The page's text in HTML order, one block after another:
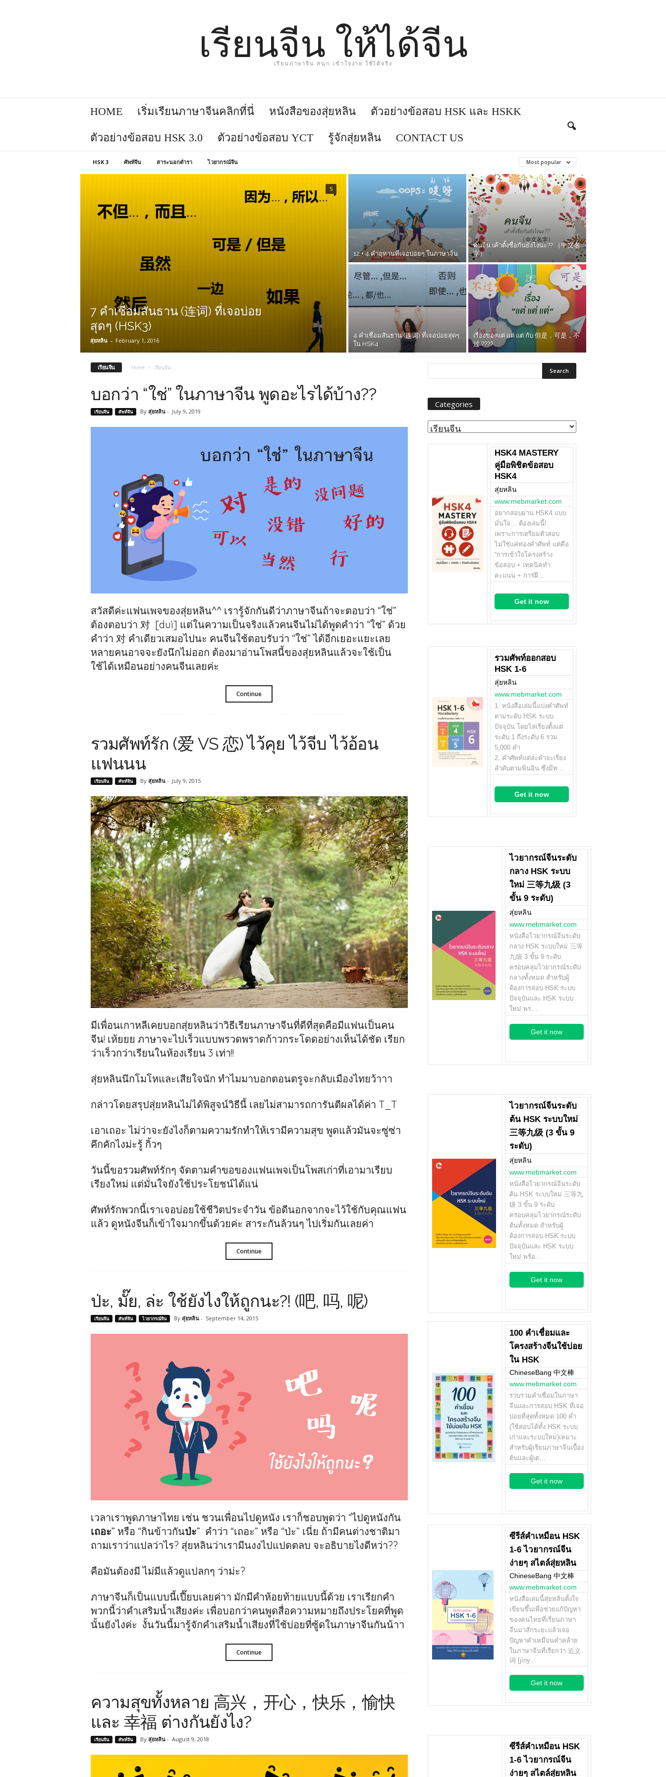
เรียนจีน ให้ได้จีน
เรียนภาษาจีน สนุก เข้าใจง่าย ใช้ได้จริง
HOME เริ่มเรียนภาษาจีนคลิกที่นี่ หนังสือของสุ่ยหลิน ตัวอย่างข้อสอบ HSK และ HSKK
ตัวอย่างข้อสอบ HSK 3.0 ตัวอย่างข้อสอบ YCT รู้จักสุ่ยหลิน CONTACT US
HSK 3 ศัพท์จีน สาระนอกตำรา ไวยากรณ์จีน Most popular
7 คำเชื่อมสันธาน (连词) ที่เจอบ่อย
สุดๆ (HSK3)
สุ่ยหลิน - February 1, 2016
5
12 + 4 คำอุทานที่เจอบ่อยๆ ในภาษาจีน
คนจีน เค้าตั้งชื่อกันยังไงนะ?? （中文名
字）
4 คำเชื่อมสันธาน (连词) ที่เจอบ่อยสุดๆ
ใน HSK4
เรื่องของแต่ แต่ แต่ กับ 但是，可是，不
过 ????
เรียนจีน Home เรียนจีน
บอกว่า “ใช่” ในภาษาจีน พูดอะไรได้บ้าง??
เรียนจีน ศัพท์จีน By สุ่ยหลิน- July 9, 2019
สวัสดีค่ะแฟนเพจของสุ่ยหลิน^^ เรารู้จักกันดีว่าภาษาจีนถ้าจะตอบว่า “ใช่”
ต้องตอบว่า 对 [duì] แต่ในความเป็นจริงแล้วคนจีนไม่ได้พูดคำว่า “ใช่” ด้วย
คำว่า 对 คำเดียวเสมอไปนะ คนจีนใช้ตอบรับว่า “ใช่” ได้อีกเยอะแยะเลย
หลายคนอาจจะยังนึกไม่ออก ต้องมาอ่านโพสนี้ของสุ่ยหลินแล้วจะใช้เป็น
ใช้ได้เหมือนอย่างคนจีนเลยค่ะ
Continue
รวมศัพท์รัก (爱 VS 恋) ไว้คุย ไว้จีบ ไว้อ้อน
แฟนนน
เรียนจีน ศัพท์จีน By สุ่ยหลิน- July 9, 2015
มีเพื่อนเกาหลีเคยบอกสุ่ยหลินว่าวิธีเรียนภาษาจีนที่ดีที่สุดคือมีแฟนเป็นคน
จีน! เห้ยยย ภาษาจะไปเร็วแบบพรวดพราดก้าวกระโดดอย่างเห็นได้ชัด เรียก
ว่าเร็วกว่าเรียนในห้องเรียน 3 เท่า!!
สุ่ยหลินนึกโมโหและเสียใจนัก ทำไมมาบอกตอนตรูจะกลับเมืองไทยว้าาา
กล่าวโดยสรุปสุ่ยหลินไม่ได้พิสูจน์วิธีนี้ เลยไม่สามารถการันตีผลได้ค่า T_T
เอาเถอะ ไม่ว่าจะยังไงก็ตามความรักทำให้เรามีความสุข พูดแล้วมันจะซู่ซ่า
คึกคักไงม่ะรู้ กิ้วๆ
วันนี้ขอรวมศัพท์รักๆ จัดตามคำขอของแฟนเพจเป็นโพสเก่าที่เอามาเรียบ
เรียงใหม่ แต่มั่นใจยังใช้ประโยชน์ได้แน่
ศัพท์รักพวกนี้เราเจอบ่อยใช้ชีวิตประจำวัน ข้อดีนอกจากจะไว้ใช้กับคุณแฟน
แล้ว ดูหนังจีนก็เข้าใจมากขึ้นด้วยค่ะ สาระกันล้วนๆ ไปเริ่มกันเลยค่า
Continue
ป่ะ, มั๊ย, ล่ะ ใช้ยังไงให้ถูกนะ?! (吧, 吗, 呢)
เรียนจีน ศัพท์จีน ไวยากรณ์จีน By สุ่ยหลิน- September 14, 2015
เวลาเราพูดภาษาไทย เช่น ชวนเพื่อนไปดูหนัง เราก็ชอบพูดว่า “ไปดูหนังกัน
เถอะ” หรือ “กินข้าวกันป่ะ” คำว่า “เถอะ” หรือ “ป่ะ” เนี่ย ถ้ามีคนต่างชาติมา
ถามเราว่าแปลว่าไร? สุ่ยหลินว่าเรามีนงงไปแปดตลบ จะอธิบายไงดีหว่า??
คือมันต้องมี ไม่มีแล้วดูแปลกๆ ว่าม่ะ?
ภาษาจีนก็เป็นแบบนี้เปี๊ยบเลยค่าา มักมีคำห้อยท้ายแบบนี้ด้วย เราเรียกคำ
พวกนี้ว่าคำเสริมน้ำเสียงค่ะ เพื่อบอกว่าคนพูดสื่อความหมายถึงประโยคที่พูด
นั้นยังไงค่ะ งั้นวันนี้มารู้จักคำเสริมน้ำเสียงที่ใช้บ่อยที่ซู้ดในภาษาจีนกันน้าา
Continue
ความสุขทั้งหลาย 高兴，开心，快乐，愉快
และ 幸福 ต่างกันยังไง?
เรียนจีน ศัพท์จีน By สุ่ยหลิน- August 9, 2018
Categories
Categories
HSK4 MASTERY
คู่มือพิชิตข้อสอบ
HSK4
สุ่ยหลิน
www.mebmarket.com
อยากสอบผ่าน HSK4 แบบ
มั่นใจ… ต้องเล่มนี้!
เพราะการเตรียมตัวสอบ
ไม่ใช่แค่ท่องคำศัพท์ แต่คือ
“การเข้าใจโครงสร้าง
ข้อสอบ + เทคนิคทำ
คะแนน + การฝึ…
Get it now
รวมศัพท์ออกสอบ
HSK 1-6
สุ่ยหลิน
www.mebmarket.com
1. หนังสือเล่มนี้แบ่งคำศัพท์
ตามระดับ HSK ระบบ
ปัจจุบัน โดยไล่เรียงตั้งแต่
ระดับ 1 ถึงระดับ 6 รวม
5,000 คำ
2. คำศัพท์แต่ละคำจะเรียง
ลำดับตามพินอิน ซึ่งมีท…
Get it now
ไวยากรณ์จีนระดับ
กลาง HSK ระบบ
ใหม่ 三等九级 (3
ขั้น 9 ระดับ)
สุ่ยหลิน
www.mebmarket.com
หนังสือไวยากรณ์จีนระดับ
กลาง HSK ระบบใหม่ 三等
九级 3 ขั้น 9 ระดับ
ครอบคลุมไวยากรณ์ระดับ
กลางทั้งหมด สำหรับผู้
ต้องการสอบ HSK ระบบ
ปัจจุบันและ HSK ระบบ
ใหม่ พร…
Get it now
ไวยากรณ์จีนระดับ
ต้น HSK ระบบใหม่
三等九级 (3 ขั้น 9
ระดับ)
สุ่ยหลิน
www.mebmarket.com
หนังสือไวยากรณ์จีนระดับ
ต้น HSK ระบบใหม่ 三等九
级 3 ขั้น 9 ระดับ
ครอบคลุมไวยากรณ์ระดับ
ต้นทั้งหมด สำหรับผู้
ต้องการสอบ HSK ระบบ
ปัจจุบันและ HSK ระบบ
ใหม่ พร้อ…
Get it now
100 คำเชื่อมและ
โครงสร้างจีนใช้บ่อย
ใน HSK
ChineseBang 中文棒
www.mebmarket.com
รวบรวมคำเชื่อมในภาษา
จีนและการสอบ HSK ที่เจอ
บ่อยที่สุดทั้งหมด 100 คำ
(ใช้สอบได้ทั้ง HSK ระบบ
เก่าและระบบใหม่)เหมาะ
สำหรับผู้เรียนภาษาจีนเบื้อง
ต้นและผู้เต…
Get it now
ซีรีส์คำเหมือน HSK
1-6 ไวยากรณ์จีน
ง่ายๆ สไตล์สุ่ยหลิน
ChineseBang 中文棒
www.mebmarket.com
หนังสือเล่มนี้สุ่ยหลินตั้งใจ
เขียนขึ้นเพื่อช่วยแก้ปัญหา
ของคนไทยที่เรียนภาษา
จีนมาสักระยะแล้วเจอ
ปัญหาคำเหมือนคำคล้าย
ในภาษาจีนที่เรียกว่า 近义
词 [jìny…
Get it now
ซีรีส์คำเหมือน HSK
1-6 ไวยากรณ์จีน
ง่ายๆ สไตล์สุ่ยหลิน